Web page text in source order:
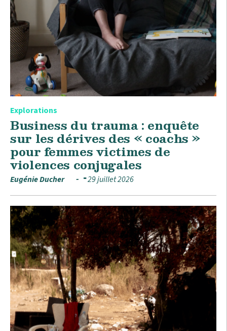
Explorations
Business du trauma : enquête
sur les dérives des « coachs »
pour femmes victimes de
violences conjugales
Eugénie Ducher 29 juillet 2026